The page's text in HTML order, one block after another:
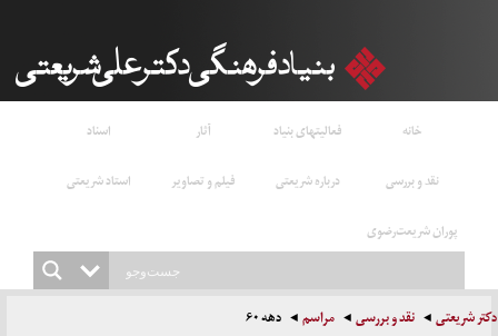
خانه فعالیتهای بنیاد آثار
اسناد
نقد و بررسی
درباره شریعتی فیلم و تصاویر
استاد شریعتی
پوران شریعت‌رضوی
دکتر شریعتی نقد و بررسی مراسم دهه ۶۰